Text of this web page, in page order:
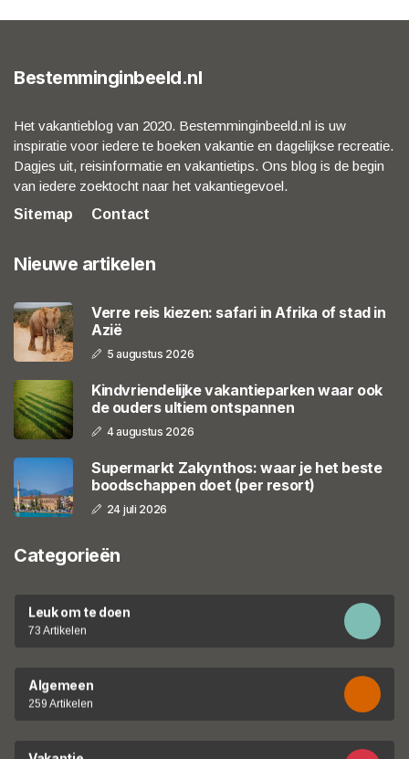
Bestemminginbeeld.nl
Het vakantieblog van 2020. Bestemminginbeeld.nl is uw
inspiratie voor iedere te boeken vakantie en dagelijkse recreatie.
Dagjes uit, reisinformatie en vakantietips. Ons blog is de begin
van iedere zoektocht naar het vakantiegevoel.
Sitemap
Contact
Nieuwe artikelen
Verre reis kiezen: safari in Afrika of stad in
Azië
5 augustus 2026
Kindvriendelijke vakantieparken waar ook
de ouders ultiem ontspannen
4 augustus 2026
Supermarkt Zakynthos: waar je het beste
boodschappen doet (per resort)
24 juli 2026
Categorieën
Leuk om te doen
73 Artikelen
Algemeen
259 Artikelen